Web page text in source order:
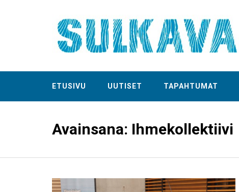
ETUSIVU UUTISET TAPAHTUMAT
Avainsana: Ihmekollektiivi